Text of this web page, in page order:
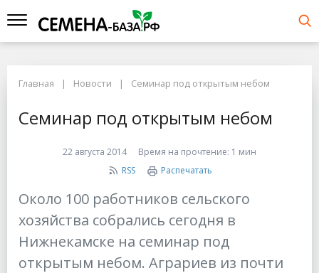
Главная Новости Семинар под открытым небом
Семинар под открытым небом
22 августа 2014 Время на прочтение: 1 мин
RSS
Распечатать
Около 100 работников сельского
хозяйства собрались сегодня в
Нижнекамске на семинар под
открытым небом. Аграриев из почти